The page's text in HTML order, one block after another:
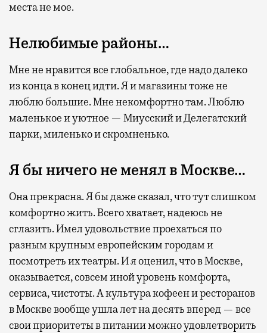
места не мое.
Нелюбимые районы…
Мне не нравится все глобальное, где надо далеко
из конца в конец идти. Я и магазины тоже не
люблю большие. Мне некомфортно там. Люблю
маленькое и уютное — Миусский и Делегатский
парки, миленько и скромненько.
Я бы ничего не менял в Москве…
Она прекрасна. Я бы даже сказал, что тут слишком
комфортно жить. Всего хватает, надеюсь не
сглазить. Имел удовольствие проехаться по
разным крупным европейским городам и
посмотреть их театры. И я оценил, что в Москве,
оказывается, совсем иной уровень комфорта,
сервиса, чистоты. А культура кофеен и ресторанов
в Москве вообще ушла лет на десять вперед — все
свои приоритеты в питании можно удовлетворить